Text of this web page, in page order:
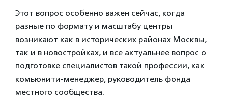
Этот вопрос особенно важен сейчас, когда
разные по формату и масштабу центры
возникают как в исторических районах Москвы,
так и в новостройках, и все актуальнее вопрос о
подготовке специалистов такой профессии, как
комьюнити-менеджер, руководитель фонда
местного сообщества.